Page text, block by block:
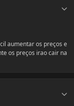
aumentar os preços e
os preços irao cair na